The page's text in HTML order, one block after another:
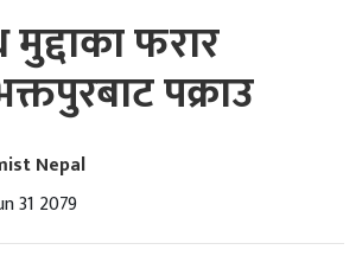
फरार
पक्राउ
Nepal
31 2079